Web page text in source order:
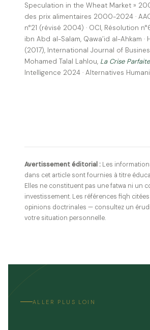
Speculation in the Wheat Market »
des prix alimentaires 2000-2024 ·
n°21 (révisé 2004) · OCI, Résolution
ibn Abd al-Salam, Qawa’id al-Ahkam ·
(2017), International Journal of
Mohamed Talal Lahlou, La Crise Parfaite
Intelligence 2024 · Alternatives
Avertissement éditorial : Les
dans cet article sont fournies à titre
Elles ne constituent pas une fatwa ni un
investissement. Les références fiqh
opinions doctrinales — consultez un
votre situation personnelle.
ALLER PLUS LOIN